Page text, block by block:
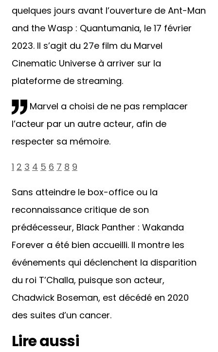
quelques jours avant l’ouverture de Ant-Man
and the Wasp : Quantumania, le 17 février
2023. Il s’agit du 27e film du Marvel
Cinematic Universe à arriver sur la
plateforme de streaming.
Marvel a choisi de ne pas remplacer
l’acteur par un autre acteur, afin de
respecter sa mémoire.
1 2 3 4 5 6 7 8 9
Sans atteindre le box-office ou la
reconnaissance critique de son
prédécesseur, Black Panther : Wakanda
Forever a été bien accueilli. Il montre les
événements qui déclenchent la disparition
du roi T’Challa, puisque son acteur,
Chadwick Boseman, est décédé en 2020
des suites d’un cancer.
Lire aussi